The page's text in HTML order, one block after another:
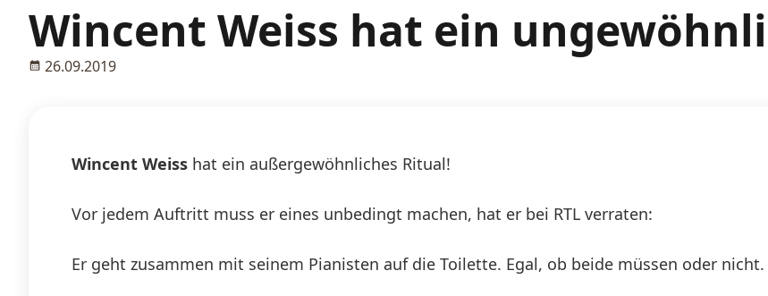
Wincent Weiss hat ein
26.09.2019
Wincent Weiss hat ein außergewöhnliches Ritual!
Vor jedem Auftritt muss er eines unbedingt machen, hat er bei RTL verraten:
Er geht zusammen mit seinem Pianisten auf die Toilette. Egal, ob beide müssen oder nicht.